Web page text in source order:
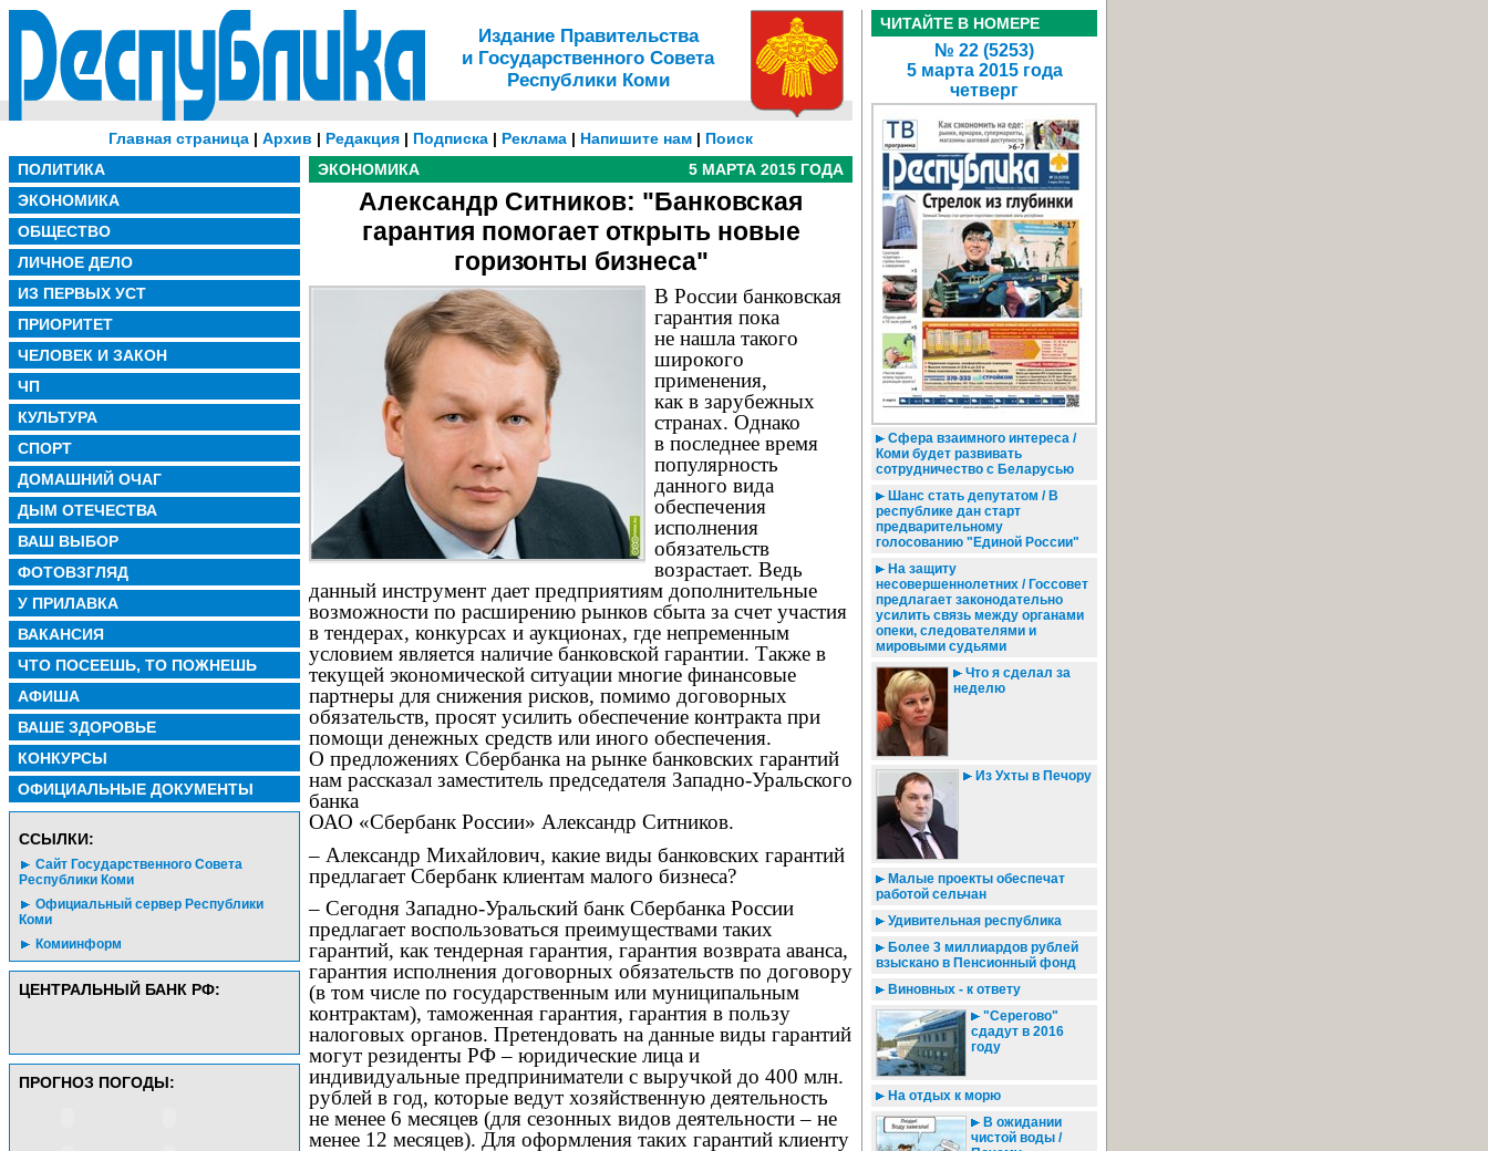
Издание Правительства
и Государственного Совета
Республики Коми
Главная страница | Архив | Редакция | Подписка | Реклама | Напишите нам | Поиск
ПОЛИТИКА
ЭКОНОМИКА
ОБЩЕСТВО
ЛИЧНОЕ ДЕЛО
ИЗ ПЕРВЫХ УСТ
ПРИОРИТЕТ
ЧЕЛОВЕК И ЗАКОН
ЧП
КУЛЬТУРА
СПОРТ
ДОМАШНИЙ ОЧАГ
ДЫМ ОТЕЧЕСТВА
ВАШ ВЫБОР
ФОТОВЗГЛЯД
У ПРИЛАВКА
ВАКАНСИЯ
ЧТО ПОСЕЕШЬ, ТО ПОЖНЕШЬ
АФИША
ВАШЕ ЗДОРОВЬЕ
КОНКУРСЫ
ОФИЦИАЛЬНЫЕ ДОКУМЕНТЫ
CСЫЛКИ:
Сайт Государственного Совета
Республики Коми
Официальный сервер Республики
Коми
Комиинформ
ЦЕНТРАЛЬНЫЙ БАНК РФ:
ПРОГНОЗ ПОГОДЫ:
ЭКОНОМИКА 5 МАРТА 2015 ГОДА
Александр Ситников: "Банковская
гарантия помогает открыть новые
горизонты бизнеса"
В России банковская
гарантия пока
не нашла такого
широкого
применения,
как в зарубежных
странах. Однако
в последнее время
популярность
данного вида
обеспечения
исполнения
обязательств
возрастает. Ведь
данный инструмент дает предприятиям дополнительные
возможности по расширению рынков сбыта за счет участия
в тендерах, конкурсах и аукционах, где непременным
условием является наличие банковской гарантии. Также в
текущей экономической ситуации многие финансовые
партнеры для снижения рисков, помимо договорных
обязательств, просят усилить обеспечение контракта при
помощи денежных средств или иного обеспечения.
О предложениях Сбербанка на рынке банковских гарантий
нам рассказал заместитель председателя Западно-Уральского
банка
ОАО «Сбербанк России» Александр Ситников.
– Александр Михайлович, какие виды банковских гарантий
предлагает Сбербанк клиентам малого бизнеса?
– Сегодня Западно-Уральский банк Сбербанка России
предлагает воспользоваться преимуществами таких
гарантий, как тендерная гарантия, гарантия возврата аванса,
гарантия исполнения договорных обязательств по договору
(в том числе по государственным или муниципальным
контрактам), таможенная гарантия, гарантия в пользу
налоговых органов. Претендовать на данные виды гарантий
могут резиденты РФ – юридические лица и
индивидуальные предприниматели с выручкой до 400 млн.
рублей в год, которые ведут хозяйственную деятельность
не менее 6 месяцев (для сезонных видов деятельности – не
менее 12 месяцев). Для оформления таких гарантий клиенту
ЧИТАЙТЕ В НОМЕРЕ
№ 22 (5253)
5 марта 2015 года
четверг
Сфера взаимного интереса /
Коми будет развивать
сотрудничество с Беларусью
Шанс стать депутатом / В
республике дан старт
предварительному
голосованию "Единой России"
На защиту
несовершеннолетних / Госсовет
предлагает законодательно
усилить связь между органами
опеки, следователями и
мировыми судьями
Что я сделал за
неделю
Из Ухты в Печору
Малые проекты обеспечат
работой сельчан
Удивительная республика
Более 3 миллиардов рублей
взыскано в Пенсионный фонд
Виновных - к ответу
"Серегово"
сдадут в 2016
году
На отдых к морю
В ожидании
чистой воды /